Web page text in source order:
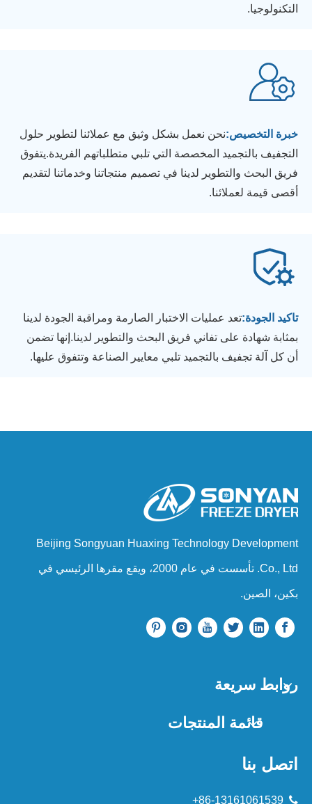
التكنولوجيا.
خبرة التخصيص:نحن نعمل بشكل وثيق مع عملائنا لتطوير حلول
التجفيف بالتجميد المخصصة التي تلبي متطلباتهم الفريدة.يتفوق
فريق البحث والتطوير لدينا في تصميم منتجاتنا وخدماتنا لتقديم
أقصى قيمة لعملائنا.
تاكيد الجودة:تعد عمليات الاختبار الصارمة ومراقبة الجودة لدينا
بمثابة شهادة على تفاني فريق البحث والتطوير لدينا.إنها تضمن
أن كل آلة تجفيف بالتجميد تلبي معايير الصناعة وتتفوق عليها.
Beijing Songyuan Huaxing Technology Development
Co., Ltd. تأسست في عام 2000، ويقع مقرها الرئيسي في
بكين، الصين.
روابط سريعة
قائمة المنتجات
اتصل بنا
